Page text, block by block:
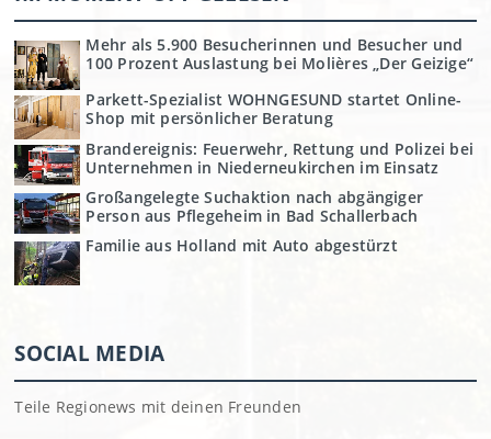
Mehr als 5.900 Besucherinnen und Besucher und
100 Prozent Auslastung bei Molières „Der Geizige“
Parkett-Spezialist WOHNGESUND startet Online-
Shop mit persönlicher Beratung
Brandereignis: Feuerwehr, Rettung und Polizei bei
Unternehmen in Niederneukirchen im Einsatz
Großangelegte Suchaktion nach abgängiger
Person aus Pflegeheim in Bad Schallerbach
Familie aus Holland mit Auto abgestürzt
SOCIAL MEDIA
Teile Regionews mit deinen Freunden